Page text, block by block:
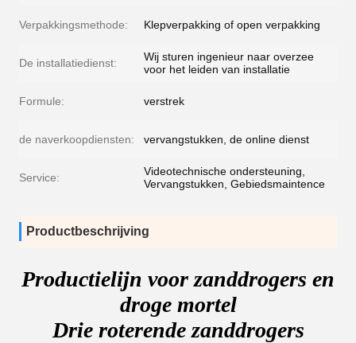
Verpakkingsmethode: Klepverpakking of open verpakking
De installatiedienst:
Wij sturen ingenieur naar overzee
voor het leiden van installatie
Formule: verstrek
de naverkoopdiensten: vervangstukken, de online dienst
Service:
Videotechnische ondersteuning,
Vervangstukken, Gebiedsmaintence
Productbeschrijving
Productielijn voor zanddrogers en
droge mortel
Drie roterende zanddrogers